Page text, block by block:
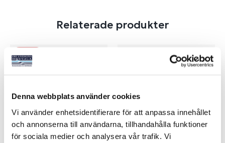
Denna webbplats använder cookies
Vi använder enhetsidentifierare för att anpassa innehållet
och annonserna till användarna, tillhandahålla funktioner
för sociala medier och analysera vår trafik. Vi
Relaterade produkter
-49%